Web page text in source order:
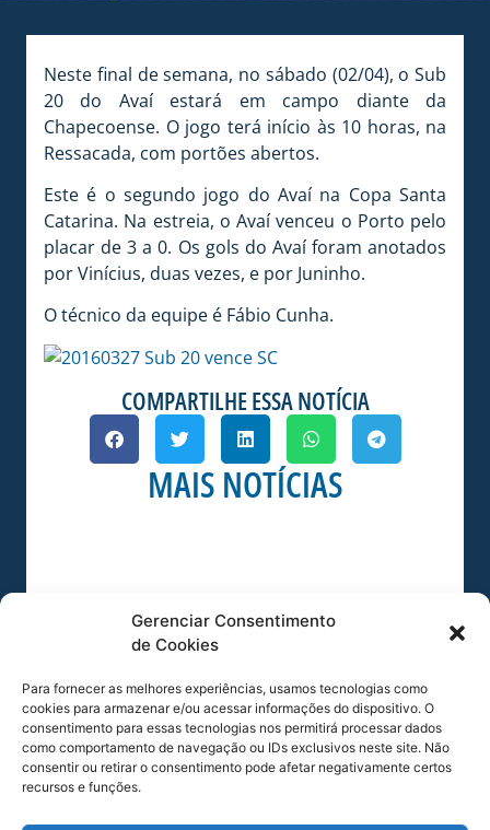
Gerenciar Consentimento
de Cookies
Para fornecer as melhores experiências, usamos tecnologias como
cookies para armazenar e/ou acessar informações do dispositivo. O
consentimento para essas tecnologias nos permitirá processar dados
como comportamento de navegação ou IDs exclusivos neste site. Não
consentir ou retirar o consentimento pode afetar negativamente certos
recursos e funções.
Neste final de semana, no sábado (02/04), o Sub
20 do Avaí estará em campo diante da
Chapecoense. O jogo terá início às 10 horas, na
Ressacada, com portões abertos.
Este é o segundo jogo do Avaí na Copa Santa
Catarina. Na estreia, o Avaí venceu o Porto pelo
placar de 3 a 0. Os gols do Avaí foram anotados
por Vinícius, duas vezes, e por Juninho.
O técnico da equipe é Fábio Cunha.
COMPARTILHE ESSA NOTÍCIA
MAIS NOTÍCIAS
AVAÍ SUB-15 ENFRENTA O CRICIÚMA PELA
SEMIFINAL DO ESTADUAL
O Sub-15 do Avaí enfrenta neste sábado